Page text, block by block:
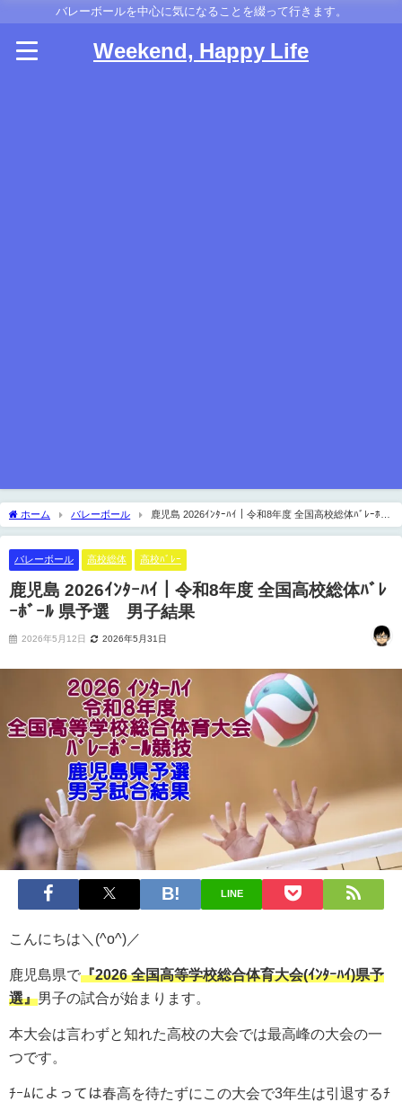
バレーボールを中心に気になることを綴って行きます。
Weekend, Happy Life
ホーム バレーボール
鹿児島 2026ｲﾝﾀｰﾊｲ｜令和8年度 全国高校総体ﾊﾞﾚｰﾎﾞｰ
ﾙ 県予選 男子結果
バレーボール 高校総体 高校ﾊﾞﾚｰ
鹿児島 2026ｲﾝﾀｰﾊｲ｜令和8年度 全国高校総体ﾊﾞﾚ
ｰﾎﾞｰﾙ 県予選 男子結果
2026年5月12日 2026年5月31日
LINE
こんにちは＼(^o^)／
鹿児島県で『2026全国高等学校総合体育大会(ｲﾝﾀｰﾊｲ)県予
選』男子の試合が始まります。
本大会は言わずと知れた高校の大会では最高峰の大会の一
つです。
ﾁｰﾑによっては春高を待たずにこの大会で3年生は引退するﾁ